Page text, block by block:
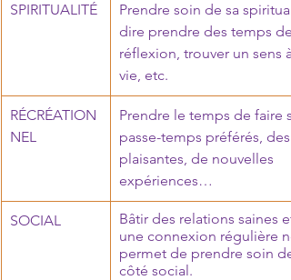
SPIRITUALITÉ
Prendre soin de sa
dire prendre des temps de
réflexion, trouver un sens
vie, etc.
RÉCRÉATION
NEL
​Prendre le temps de faire
passe-temps préférés, des
plaisantes, de nouvelles
expériences…
SOCIAL
Bâtir des relations saines
une connexion régulière
permet de prendre soin
côté social.